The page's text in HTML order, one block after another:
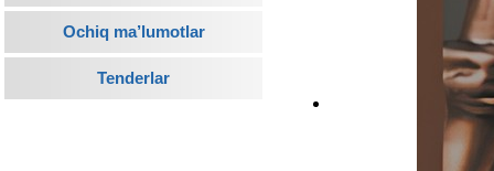
Ochiq ma’lumotlar
Tenderlar